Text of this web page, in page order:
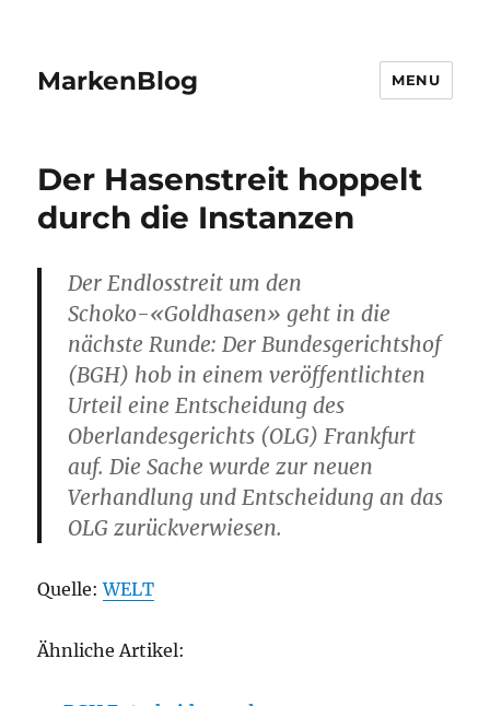
MarkenBlog MENU
Der Hasenstreit hoppelt
durch die Instanzen
Der Endlosstreit um den
Schoko-«Goldhasen» geht in die
nächste Runde: Der Bundesgerichtshof
(BGH) hob in einem veröffentlichten
Urteil eine Entscheidung des
Oberlandesgerichts (OLG) Frankfurt
auf. Die Sache wurde zur neuen
Verhandlung und Entscheidung an das
OLG zurückverwiesen.
Quelle:WELT
Ähnliche Artikel: